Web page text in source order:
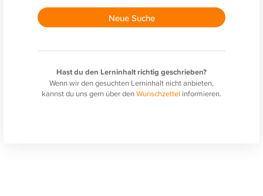
Neue Suche
Hast du den Lerninhalt richtig geschrieben?
Wenn wir den gesuchten Lerninhalt nicht anbieten,
kannst du uns gern über denWunschzettel informieren.